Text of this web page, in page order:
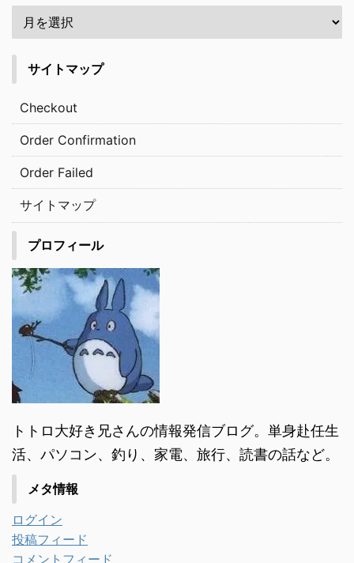
サイトマップ
Checkout
Order Confirmation
Order Failed
サイトマップ
プロフィール
トトロ大好き兄さんの情報発信ブログ。単身赴任生
活、パソコン、釣り、家電、旅行、読書の話など。
メタ情報
ログイン
投稿フィード
コメントフィード